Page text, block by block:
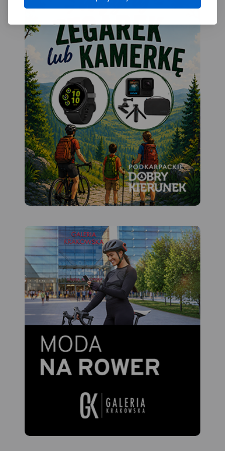
atrakcyjności turystycznej,
Tomaszów Lubelski. Mapa
Roztocza przedstawia szlaki,
zabytki, informacje ważne
dla turystów. Rok wydania
"Rowerem po Roztoczu" powstała przy
Zwierzyniec, Krasnobród, Józefów,
Lubelski, Narol, Horyniec Zdrój, Bełżec,
Królewska i Cieszanów.
Zapraszamy na rowerową podróż przez
niezwykły zakątek, do zwiedzania
odkrywania tajemnic Roztocza!